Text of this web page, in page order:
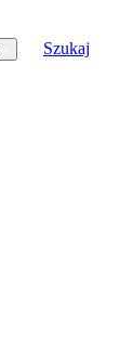
Szukaj